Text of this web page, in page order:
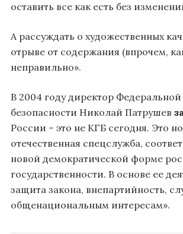
оставить все как есть без
А рассуждать о художественных
отрыве от содержания (впрочем,
неправильно».
В 2004 году директор
безопасности Николай Патрушев
России – это не КГБ сегодня. Это
отечественная спецслужба,
новой демократической форме
государственности. В основе ее
защита закона, внепартийность,
общенациональным интересам».